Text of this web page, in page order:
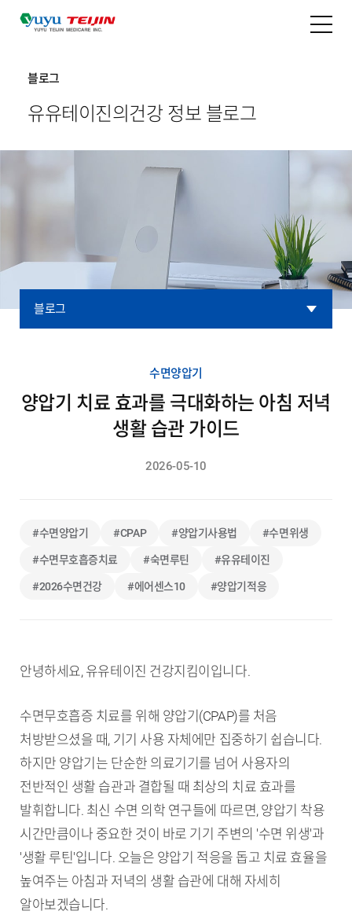
블로그
유유테이진의 건강 정보 블로그
블로그
수면양압기
양압기 치료 효과를 극대화하는 아침 저녁
생활 습관 가이드
2026-05-10
#수면양압기 #CPAP #양압기사용법 #수면위생
#수면무호흡증치료 #숙면루틴 #유유테이진
#2026수면건강 #에어센스10 #양압기적응
안녕하세요, 유유테이진 건강지킴이입니다.
수면무호흡증 치료를 위해 양압기(CPAP)를 처음
처방받으셨을 때, 기기 사용 자체에만 집중하기 쉽습니다.
하지만 양압기는 단순한 의료기기를 넘어 사용자의
전반적인 생활 습관과 결합될 때 최상의 치료 효과를
발휘합니다. 최신 수면 의학 연구들에 따르면, 양압기 착용
시간만큼이나 중요한 것이 바로 기기 주변의 '수면 위생'과
'생활 루틴'입니다. 오늘은 양압기 적응을 돕고 치료 효율을
높여주는 아침과 저녁의 생활 습관에 대해 자세히
알아보겠습니다.